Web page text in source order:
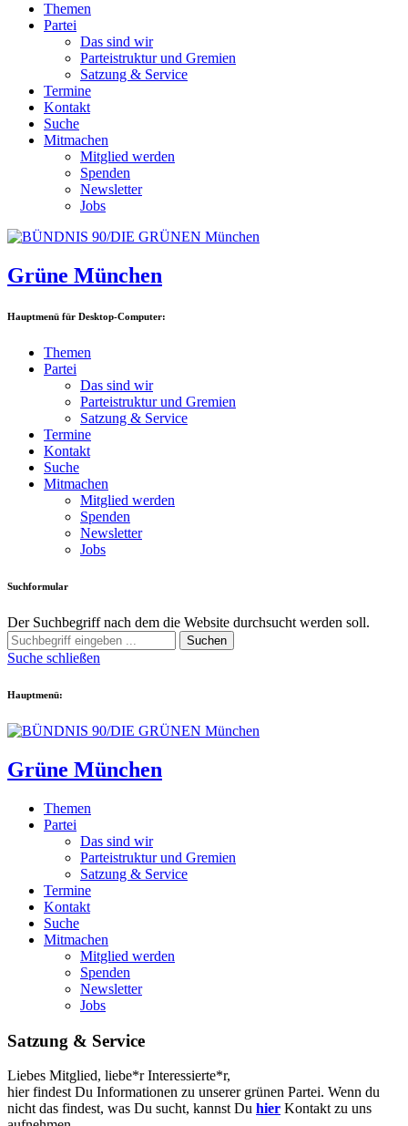
Themen
Partei
Das sind wir
Parteistruktur und Gremien
Satzung & Service
Termine
Kontakt
Suche
Mitmachen
Mitglied werden
Spenden
Newsletter
Jobs
Grüne München
Hauptmenü für Desktop-Computer:
Themen
Partei
Das sind wir
Parteistruktur und Gremien
Satzung & Service
Termine
Kontakt
Suche
Mitmachen
Mitglied werden
Spenden
Newsletter
Jobs
Suchformular
Der Suchbegriff nach dem die Website durchsucht werden soll.
Suchen
Suche schließen
Hauptmenü:
Grüne München
Themen
Partei
Das sind wir
Parteistruktur und Gremien
Satzung & Service
Termine
Kontakt
Suche
Mitmachen
Mitglied werden
Spenden
Newsletter
Jobs
Satzung & Service
Liebes Mitglied, liebe*r Interessierte*r,
hier findest Du Informationen zu unserer grünen Partei. Wenn du
nicht das findest, was Du sucht, kannst Du hier Kontakt zu uns